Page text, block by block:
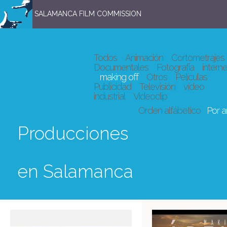
SALAMANCA FILM COMMISSION
Todos Animación
Cortometrajes
Documentales
Fotografía
making off
Otros
Películas
Publicidad
Televisión
vídeo
industrial
Videoclip
Orden alfábetico
Por
Producciones
en Salamanca